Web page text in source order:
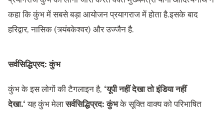
कहा कि कुंभ में सबसे बड़ा आयोजन प्रयागराज में होता है.इसके बाद
हरिद्वार, नासिक (त्र्यंबकेश्वर) और उज्जैन है.
सर्वसिद्धिप्रद: कुंभ
कुंभ के इस लोगों की टैगलाइन है, ‘यूपी नहीं देखा तो इंडिया नहीं
देखा.‘यह कुंभ मेलासर्वसिद्धिप्रद: कुंभके सूक्ति वाक्य को परिभाषित